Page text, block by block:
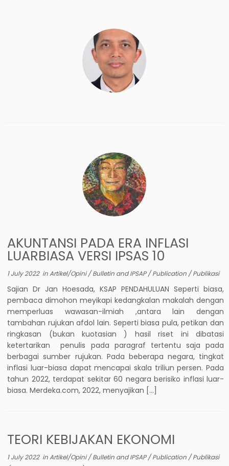
AKUNTANSI PADA ERA INFLASI
LUARBIASA VERSI IPSAS 10
1 July 2022inArtikel/Opini/Bulletin and IPSAP/Publication /Publikasi
Sajian Dr Jan Hoesada, KSAP PENDAHULUAN Seperti biasa,
pembaca dimohon meyikapi kedangkalan makalah dengan
memperluas wawasan-ilmiah ,antara lain dengan
tambahan rujukan afdol lain. Seperti biasa pula, petikan dan
ringkasan (bukan kuotasian ) hasil riset ini dibatasi
ketertarikan penulis pada paragraf tertentu saja pada
berbagai sumber rujukan. Pada beberapa negara, tingkat
inflasi luar-biasa dapat mencapai skala triliun persen. Pada
tahun 2022, terdapat sekitar 60 negara berisiko inflasi luar-
biasa. Merdeka.com, 2022, menyajikan […]
TEORI KEBIJAKAN EKONOMI
1 July 2022inArtikel/Opini/Bulletin and IPSAP/Publication /Publikasi